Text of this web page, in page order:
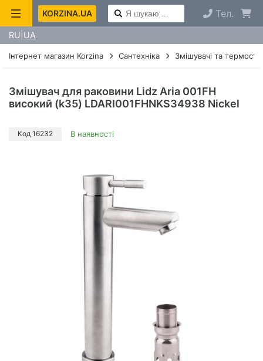
KORZINA.UA Тел.
RU UA
Інтернет магазин Korzina Сантехніка Змішувачі та
Змішувач для раковини Lidz Aria 001FH
високий (k35) LDARI001FHNKS34938 Nickel
Код 16232 В наявності